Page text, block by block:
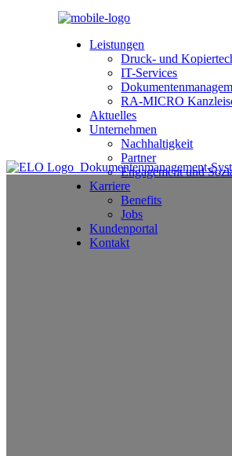
Leistungen
Druck- und
IT-Services
RA-MICRO
Aktuelles
Unternehmen
Nachhaltigkeit
Partner
Engagement und
Karriere
Benefits
Jobs
Kundenportal
Kontakt